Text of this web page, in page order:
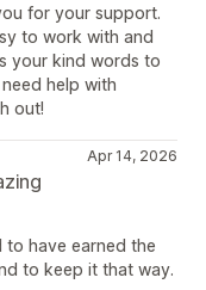
for your support.
to work with and
your kind words to
help with
out!
Apr 14, 2026
to have earned the
to keep it that way.